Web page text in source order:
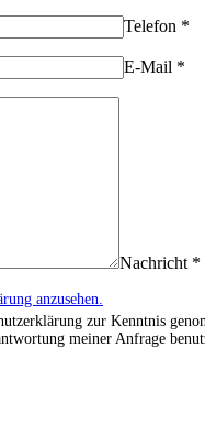
Telefon *
E-Mail *
Nachricht *
anzusehen.
zur Kenntnis
meiner Anfrage